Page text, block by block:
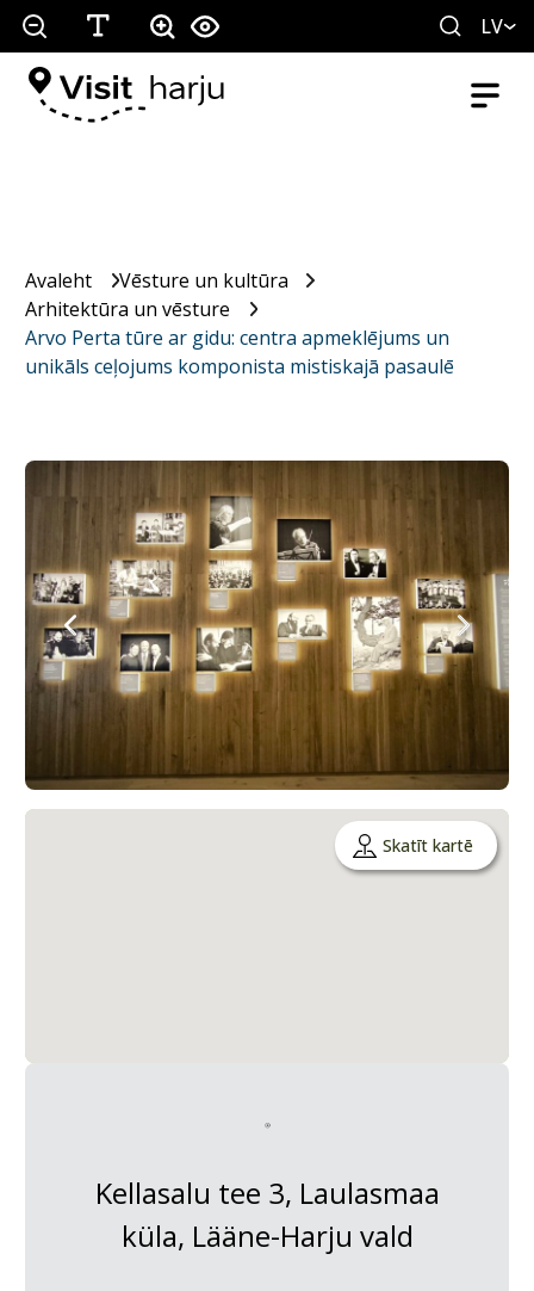
LV
Avaleht
Vēsture un kultūra
Arhitektūra un vēsture
Arvo Perta tūre ar gidu: centra apmeklējums un
unikāls ceļojums komponista mistiskajā pasaulē
Skatīt kartē
Kellasalu tee 3, Laulasmaa
küla, Lääne-Harju vald